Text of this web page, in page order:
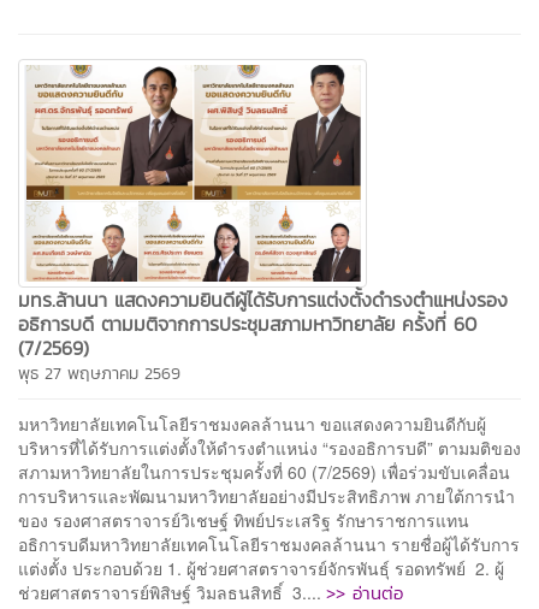
มทร.ล้านนา แสดงความยินดีผู้ได้รับการแต่งตั้งดำรงตำแหน่งรอง
อธิการบดี ตามมติจากการประชุมสภามหาวิทยาลัย ครั้งที่ 60
(7/2569)
พุธ 27 พฤษภาคม 2569
มหาวิทยาลัยเทคโนโลยีราชมงคลล้านนา ขอแสดงความยินดีกับผู้
บริหารที่ได้รับการแต่งตั้งให้ดำรงตำแหน่ง “รองอธิการบดี” ตามมติของ
สภามหาวิทยาลัยในการประชุมครั้งที่ 60 (7/2569) เพื่อร่วมขับเคลื่อน
การบริหารและพัฒนามหาวิทยาลัยอย่างมีประสิทธิภาพ ภายใต้การนำ
ของ รองศาสตราจารย์วิเชษฐ์ ทิพย์ประเสริฐ รักษาราชการแทน
อธิการบดีมหาวิทยาลัยเทคโนโลยีราชมงคลล้านนา รายชื่อผู้ได้รับการ
แต่งตั้ง ประกอบด้วย 1. ผู้ช่วยศาสตราจารย์จักรพันธุ์ รอดทรัพย์ 2. ผู้
ช่วยศาสตราจารย์พิสิษฐ์ วิมลธนสิทธิ์ 3.... >> อ่านต่อ